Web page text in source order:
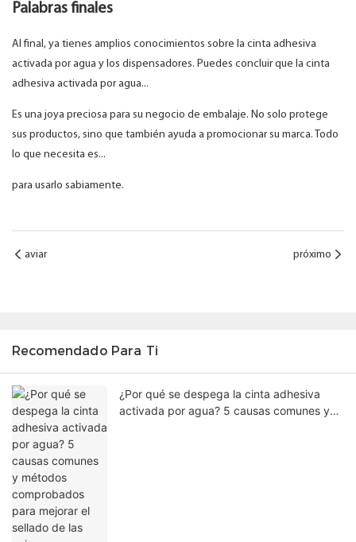
Palabras finales
Al final, ya tienes amplios conocimientos sobre la cinta adhesiva
activada por agua y los dispensadores. Puedes concluir que la cinta
adhesiva activada por agua...
Es una joya preciosa para su negocio de embalaje. No solo protege
sus productos, sino que también ayuda a promocionar su marca. Todo
lo que necesita es...
para usarlo sabiamente.
aviar próximo
Recomendado Para Ti
¿Por qué se despega la cinta adhesiva
activada por agua? 5 causas comunes y